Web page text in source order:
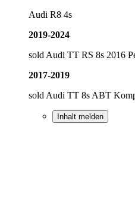
Audi R8 4s
2019-2024
sold Audi TT RS 8s 2016
2017-2019
sold Audi TT 8s ABT
Inhalt melden